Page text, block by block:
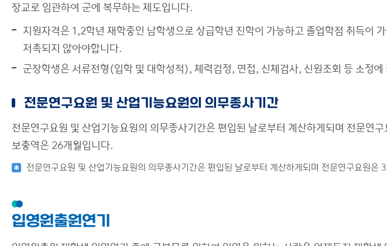
장교로 임관하여 군에 복무하는 제도입니다.
지원자격은 1,2학년 재학중인 남학생으로 상급학년 진학이 가능하고 졸업학점 취득이
저촉되지 않아야합니다.
군장학생은 서류전형(입학 및 대학성적), 체력검정, 면접, 신체검사, 신원조회 등 소정에
전문연구요원 및 산업기능요원의 의무종사기간
전문연구요원 및 산업기능요원의 의무종사기간은 편입된 날로부터 계산하게되며 전문
보충역은 26개월입니다.
전문연구요원 및 산업기능요원의 의무종사기간은 편입된 날로부터 계산하게되며 전문연구요원
입영원출원연기